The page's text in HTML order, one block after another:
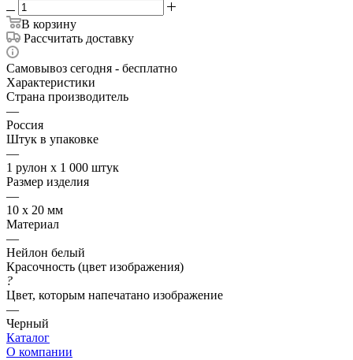
В корзину
Рассчитать доставку
Самовывоз сегодня - бесплатно
Характеристики
Страна производитель
—
Россия
Штук в упаковке
—
1 рулон х 1 000 штук
Размер изделия
—
10 х 20 мм
Материал
—
Нейлон белый
Красочность (цвет изображения)
?
Цвет, которым напечатано изображение
—
Черный
Каталог
О компании